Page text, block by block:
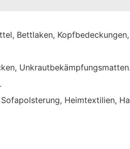
Bettlaken,
Unkrautbekämpfungsmatten.
Heimtextilien,